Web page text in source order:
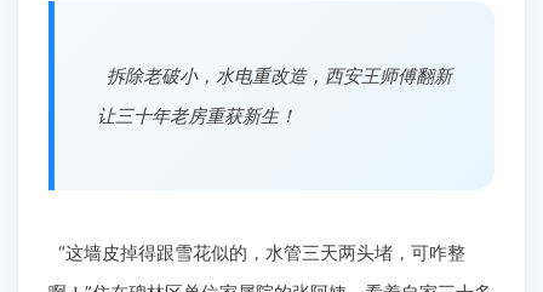
拆除老破小，水电重改造，西安王师傅翻新
让三十年老房重获新生！
“这墙皮掉得跟雪花似的，水管三天两头堵，可咋整